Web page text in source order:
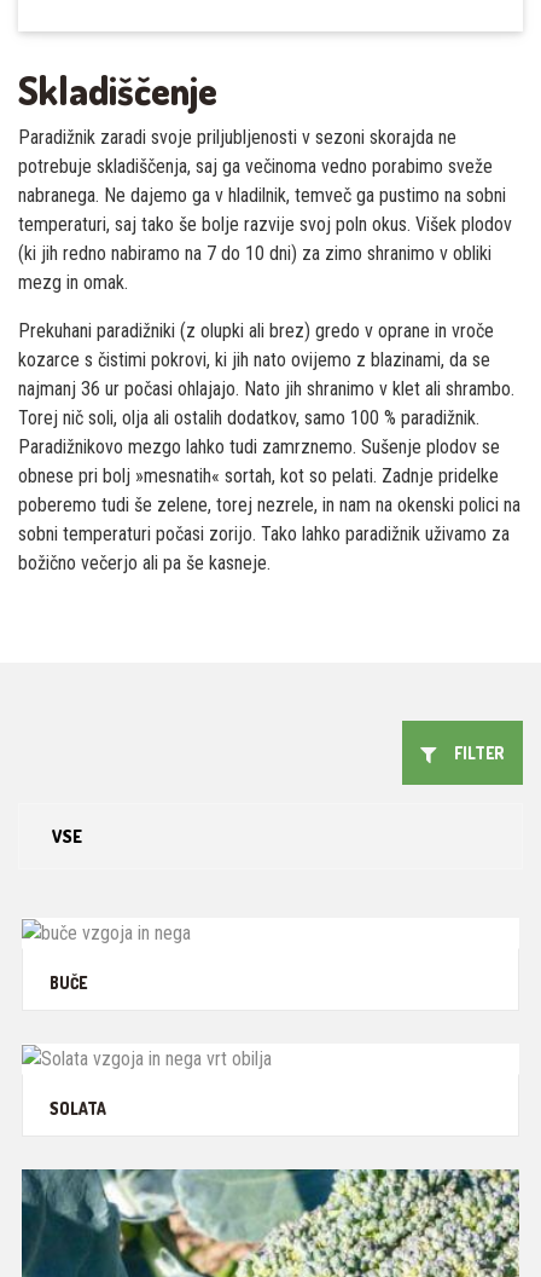
Skladiščenje
Paradižnik zaradi svoje priljubljenosti v sezoni skorajda ne
potrebuje skladiščenja, saj ga večinoma vedno porabimo sveže
nabranega. Ne dajemo ga v hladilnik, temveč ga pustimo na sobni
temperaturi, saj tako še bolje razvije svoj poln okus. Višek plodov
(ki jih redno nabiramo na 7 do 10 dni) za zimo shranimo v obliki
mezg in omak.
Prekuhani paradižniki (z olupki ali brez) gredo v oprane in vroče
kozarce s čistimi pokrovi, ki jih nato ovijemo z blazinami, da se
najmanj 36 ur počasi ohlajajo. Nato jih shranimo v klet ali shrambo.
Torej nič soli, olja ali ostalih dodatkov, samo 100 % paradižnik.
Paradižnikovo mezgo lahko tudi zamrznemo. Sušenje plodov se
obnese pri bolj »mesnatih« sortah, kot so pelati. Zadnje pridelke
poberemo tudi še zelene, torej nezrele, in nam na okenski polici na
sobni temperaturi počasi zorijo. Tako lahko paradižnik uživamo za
božično večerjo ali pa še kasneje.
FILTER
VSE
KORENOVKE IN GOMOLJNICE
STROČNICE
BUČE
SOLATA